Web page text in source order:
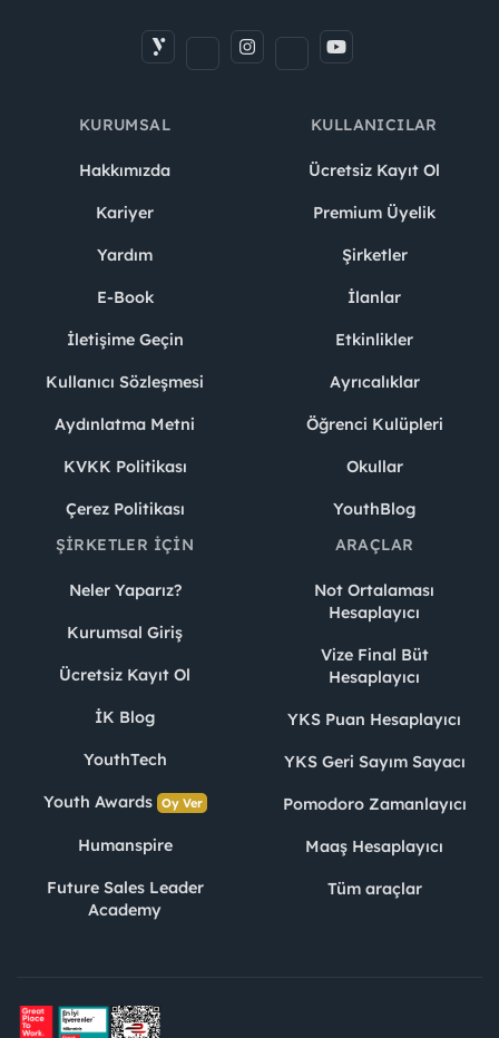
KURUMSAL
Hakkımızda
Kariyer
Yardım
E-Book
İletişime Geçin
Kullanıcı Sözleşmesi
Aydınlatma Metni
KVKK Politikası
Çerez Politikası
KULLANICILAR
Ücretsiz Kayıt Ol
Premium Üyelik
Şirketler
İlanlar
Etkinlikler
Ayrıcalıklar
Öğrenci Kulüpleri
Okullar
YouthBlog
ŞIRKETLER İÇIN
Neler Yaparız?
Kurumsal Giriş
Ücretsiz Kayıt Ol
İK Blog
YouthTech
Youth Awards Oy Ver
Humanspire
Future Sales Leader
Academy
ARAÇLAR
Not Ortalaması
Hesaplayıcı
Vize Final Büt
Hesaplayıcı
YKS Puan Hesaplayıcı
YKS Geri Sayım Sayacı
Pomodoro Zamanlayıcı
Maaş Hesaplayıcı
Tüm araçlar